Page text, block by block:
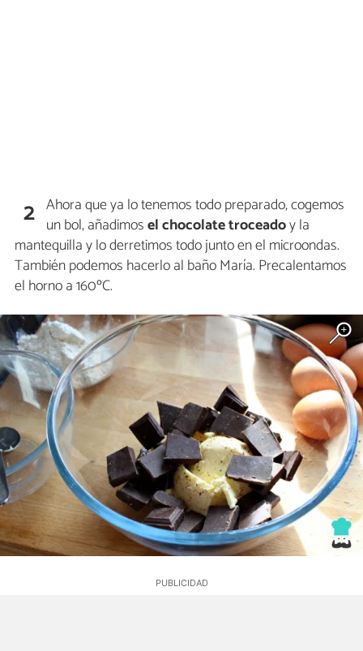
2 Ahora que ya lo tenemos todo preparado, cogemos
un bol, añadimosel chocolate troceadoy la
mantequilla y lo derretimos todo junto en el microondas.
También podemos hacerlo al baño María. Precalentamos
el horno a 160ºC.